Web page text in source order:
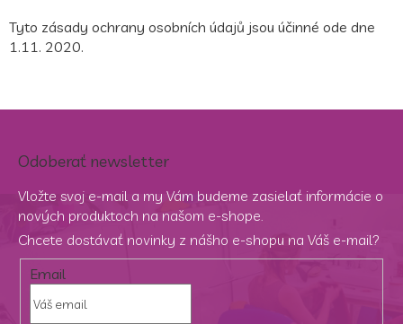
Tyto zásady ochrany osobních údajů jsou účinné ode dne
1.11. 2020.
Odoberať newsletter
Vložte svoj e-mail a my Vám budeme zasielať informácie o
nových produktoch na našom e-shope.
Chcete dostávať novinky z nášho e-shopu na Váš e-mail?
Email